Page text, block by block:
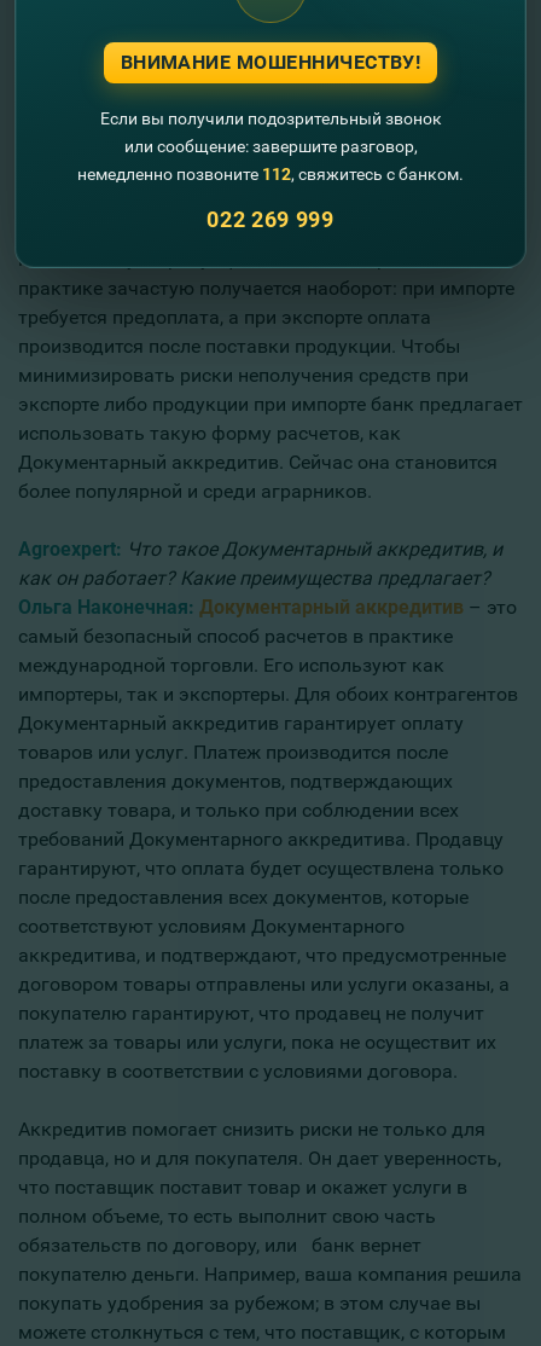
товары из-за границы. Как предпринимателю
защититься от рисков при продаже или покупке
товаров за рубежом?
Ольга Наконечная:При заключении контракта на
экспорт либо импорт продукции необходимо
определить способ оплаты. При импорте желательно
продукции, а при экспорте получить аванс за
поставляемую продукцию. Но это в теории. На
практике зачастую получается наоборот: при импорте
требуется предоплата, а при экспорте оплата
производится после поставки продукции. Чтобы
минимизировать риски неполучения средств при
экспорте либо продукции при импорте банк предлагает
использовать такую форму расчетов, как
Документарный аккредитив. Сейчас она становится
более популярной и среди аграрников.
Agroexpert: Что такое Документарный аккредитив, и
как он работает? Какие преимущества предлагает?
Ольга Наконечная: Документарный аккредитив – это
самый безопасный способ расчетов в практике
международной торговли. Его используют как
импортеры, так и экспортеры. Для обоих контрагентов
Документарный аккредитив гарантирует оплату
товаров или услуг. Платеж производится после
предоставления документов, подтверждающих
доставку товара, и только при соблюдении всех
требований Документарного аккредитива. Продавцу
гарантируют, что оплата будет осуществлена только
после предоставления всех документов, которые
соответствуют условиям Документарного
аккредитива, и подтверждают, что предусмотренные
договором товары отправлены или услуги оказаны, а
покупателю гарантируют, что продавец не получит
платеж за товары или услуги, пока не осуществит их
поставку в соответствии с условиями договора.
Аккредитив помогает снизить риски не только для
продавца, но и для покупателя. Он дает уверенность,
что поставщик поставит товар и окажет услуги в
полном объеме, то есть выполнит свою часть
обязательств по договору, или банк вернет
покупателю деньги. Например, ваша компания решила
покупать удобрения за рубежом; в этом случае вы
можете столкнуться с тем, что поставщик, с которым
ВНИМАНИЕ МОШЕННИЧЕСТВУ!
Если вы получили подозрительный звонок
или сообщение: завершите разговор,
немедленно позвоните 112, свяжитесь с банком.
022 269 999